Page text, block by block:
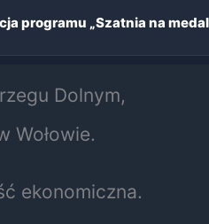
programu „Szatnia na
Dolnym,
Wołowie.
ekonomiczna.